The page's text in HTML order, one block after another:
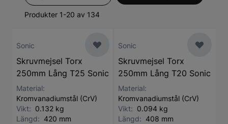
Produkter 1-20 av 134
Sonic
Skruvmejsel Torx
250mm Lång T25 Sonic
Material:
Kromvanadiumstål (CrV)
Vikt: 0.132 kg
Längd: 420 mm
Sonic
Skruvmejsel Torx
250mm Lång T20 Sonic
Material:
Kromvanadiumstål (CrV)
Vikt: 0.094 kg
Längd: 408 mm